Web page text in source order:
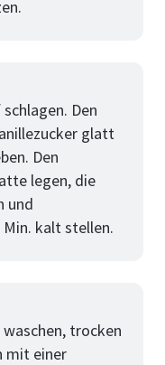
Den
glatt
Den
legen, die
und
kalt stellen.
trocken
mit einer